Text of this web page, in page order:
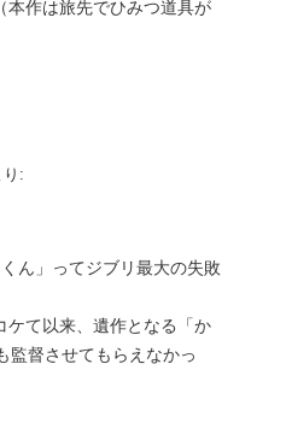
作は旅先でひみつ道具が
り:
ん」ってジブリ最大の失敗
ケて以来、遺作となる「か
監督させてもらえなかっ